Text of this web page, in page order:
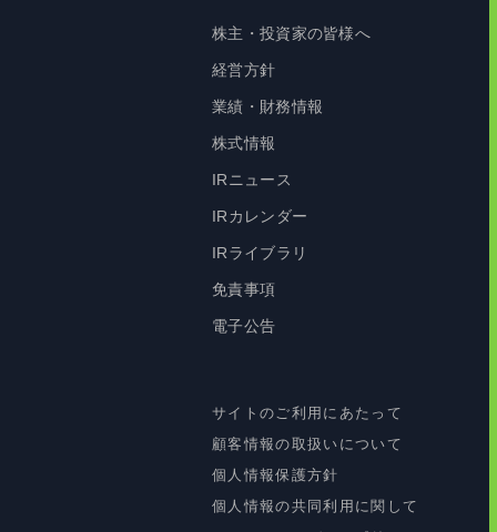
株主・投資家の皆様へ
経営方針
業績・財務情報
株式情報
IRニュース
IRカレンダー
IRライブラリ
免責事項
電子公告
サイトのご利用にあたって
顧客情報の取扱いについて
個人情報保護方針
個人情報の共同利用に関して